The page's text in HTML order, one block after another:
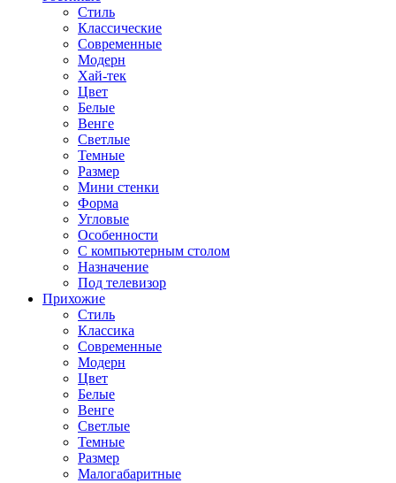
Стиль
Классические
Современные
Модерн
Хай-тек
Цвет
Белые
Венге
Светлые
Темные
Размер
Мини стенки
Форма
Угловые
Особенности
С компьютерным столом
Назначение
Под телевизор
Прихожие
Стиль
Классика
Современные
Модерн
Цвет
Белые
Венге
Светлые
Темные
Размер
Малогабаритные